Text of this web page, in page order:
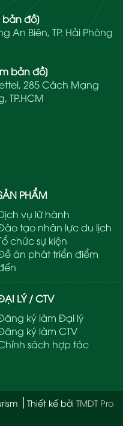
bản đồ]
An Biên, TP. Hải Phòng
bản đồ]
285 Cách Mạng
TP.HCM
PHẨM
vụ lữ hành
tạo nhân lực du lịch
chức sự kiện
án phát triển điểm
LÝ / CTV
ký làm Đại lý
ký làm CTV
sách hợp tác
Thiết kế bởi TMDT Pro